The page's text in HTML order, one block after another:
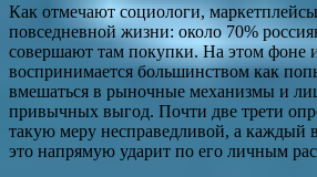
Как отмечают социологи,
повседневной жизни: около 70%
совершают там покупки. На этом фоне
воспринимается большинством как
вмешаться в рыночные механизмы и
привычных выгод. Почти две трети
такую меру несправедливой, а каждый
это напрямую ударит по его личным